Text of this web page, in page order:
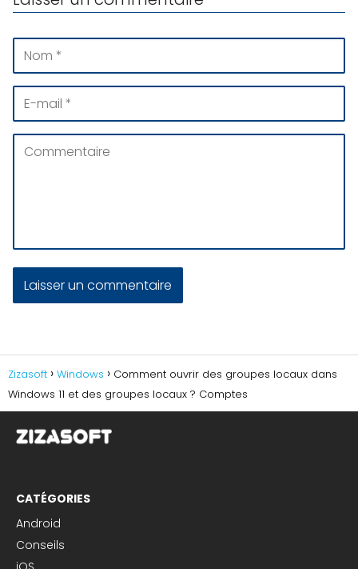
Zizasoft Windows
Comment ouvrir des groupes locaux dans
Windows 11 et des groupes locaux ? Comptes
CATÉGORIES
Android
Conseils